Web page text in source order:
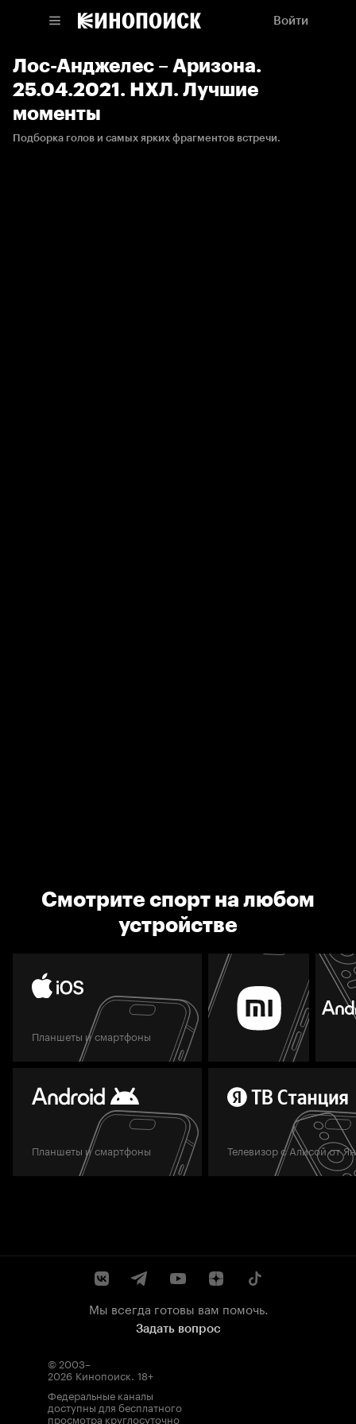
Войти
Лос-Анджелес – Аризона.
25.04.2021. НХЛ. Лучшие
моменты
Подборка голов и самых ярких фрагментов встречи.
Смотрите спорт на любом
устройстве
Планшеты и смартфоны
Планшеты и смартфоны Телевизор с Алисой от
Мы всегда готовы вам помочь.
Задать вопрос
© 2003–
2026 Кинопоиск. 18+
Федеральные каналы
доступны для бесплатного
просмотра круглосуточно